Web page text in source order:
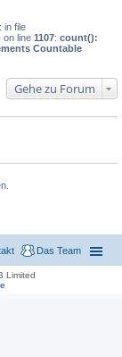
: in file
on line 1107: count():
Countable
Gehe zu Forum
Das Team
Limited